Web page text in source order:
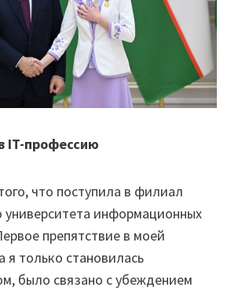
IT-профессию
что поступила в филиал
университета информационных
препятствие в моей
я только становилась
было связано с убеждением